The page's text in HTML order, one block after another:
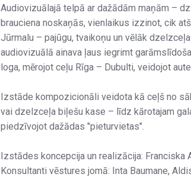
Audiovizuālajā telpā ar dažādām maņām –
brauciena noskaņās, vienlaikus izzinot, cik
Jūrmalu – pajūgu, tvaikoņu un vēlāk
audiovizuālā ainava ļaus iegrimt
loga, mērojot ceļu Rīga – Dubulti, veidojot
Izstāde kompozicionāli veidota kā ceļš no
vai dzelzceļa biļešu kase – līdz kārotajam
piedzīvojot dažādas "pieturvietas".
Izstādes koncepcija un realizācija: Franciska
Konsultanti vēstures jomā: Inta Baumane,